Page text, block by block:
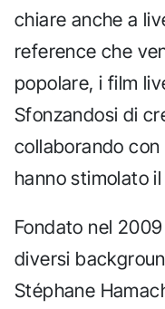
chiare anche a
reference che
popolare, i film
Sfonzandosi di
collaborando
hanno stimolato
Fondato nel
diversi
Stéphane